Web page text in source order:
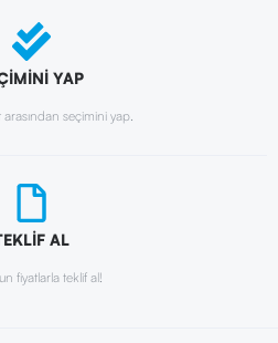
YAP
seçimini yap.
AL
fiyatlarla teklif al!